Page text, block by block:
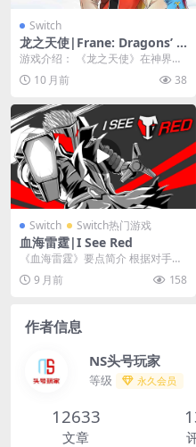
Switch
龙之天使|Frane: Dragons’ O
dyssey中文
游戏介绍： 《龙之天使》在神界，
有两个种族共存在神的控制之下。
但是由于他们的信仰...
10 月前 38
Switch Switch热门游戏
血海雷霆|I See Red
《血海雷霆》要点简介 根据对手调
整策略，并形成破坏性的战斗风
格。 尽情体验快节奏...
9 月前 158
作者信息
NS头号玩家
等级 永久会员
12633
文章